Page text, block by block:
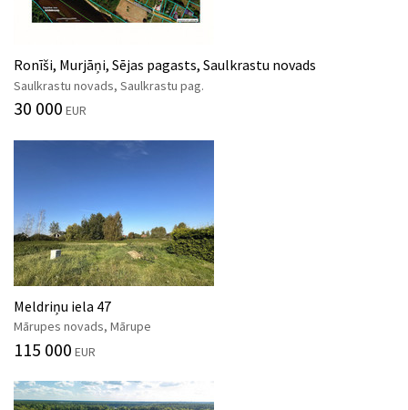
Ronīši, Murjāņi, Sējas pagasts, Saulkrastu novads
Saulkrastu novads, Saulkrastu pag.
30 000 EUR
Meldriņu iela 47
Mārupes novads, Mārupe
115 000 EUR